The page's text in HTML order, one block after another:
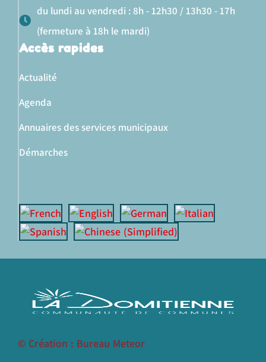
du lundi au vendredi : 8h - 12h30 / 13h30 - 17h
(fermeture à 18h le mardi)
Accès rapides
Actualité
Agenda
Annuaires des services municipaux
Démarches
© Création : Bureau Meteor